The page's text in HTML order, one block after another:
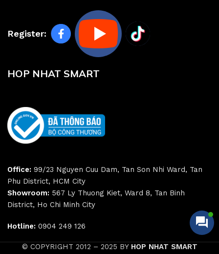
Register:
HOP NHAT SMART
Office: 99/23 Nguyen Cuu Dam, Tan Son Nhi Ward, Tan
Phu District, HCM City
Showroom: 567 Ly Thuong Kiet, Ward 8, Tan Binh
District, Ho Chi Minh City
Hotline: 0904 249 126
© COPYRIGHT 2012 – 2025 BY HOP NHAT SMART